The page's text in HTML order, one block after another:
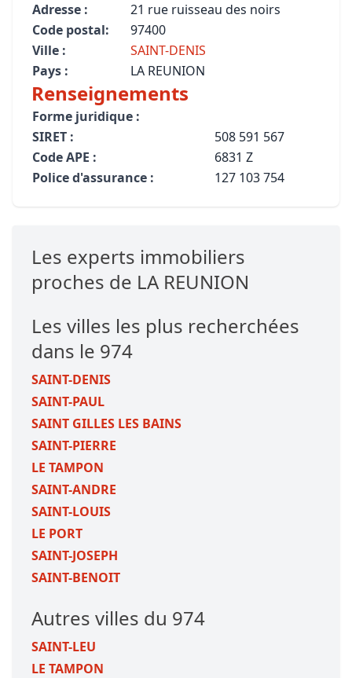
Adresse :
21 rue ruisseau des noirs
Code postal:
97400
Ville :
SAINT-DENIS
Pays :
LA REUNION
Renseignements
Forme juridique :
SIRET :
508 591 567
Code APE :
6831 Z
Police d'assurance :
127 103 754
Les experts immobiliers
proches de LA REUNION
Les villes les plus recherchées
dans le 974
SAINT-DENIS
SAINT-PAUL
SAINT GILLES LES BAINS
SAINT-PIERRE
LE TAMPON
SAINT-ANDRE
SAINT-LOUIS
LE PORT
SAINT-JOSEPH
SAINT-BENOIT
Autres villes du 974
SAINT-LEU
LE TAMPON